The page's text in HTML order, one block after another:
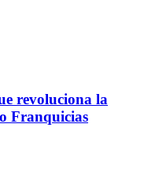
revoluciona la
Franquicias